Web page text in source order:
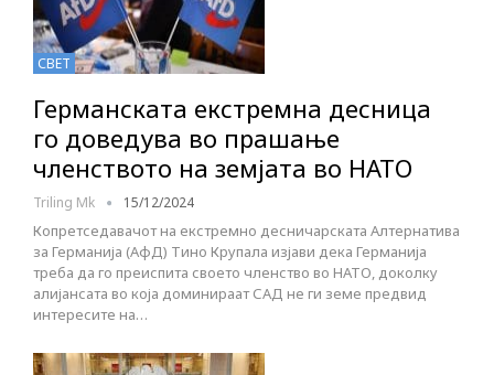
СВЕТ
Германската екстремна десница
го доведува во прашање
членството на земјата во НАТО
Triling Mk 15/12/2024
Копретседавачот на екстремно десничарската Алтернатива
за Германија (АфД) Тино Крупала изјави дека Германија
треба да го преиспита своето членство во НАТО, доколку
алијансата во која доминираат САД не ги земе предвид
интересите на…